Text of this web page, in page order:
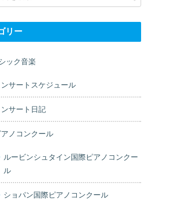
リー
ック音楽
ンサートスケジュール
ンサート日記
アノコンクール
ルービンシュタイン国際ピアノコンクー
ル
ショパン国際ピアノコンクール